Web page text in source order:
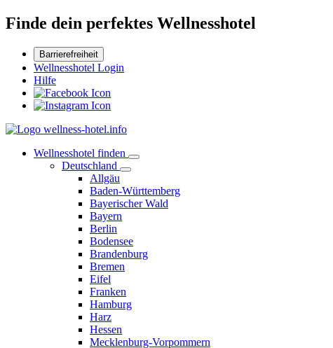
Finde dein perfektes Wellnesshotel
Barrierefreiheit
Wellnesshotel Login
Hilfe
Wellnesshotel finden
Deutschland
Allgäu
Baden-Württemberg
Bayerischer Wald
Bayern
Berlin
Bodensee
Brandenburg
Bremen
Eifel
Franken
Hamburg
Harz
Hessen
Mecklenburg-Vorpommern